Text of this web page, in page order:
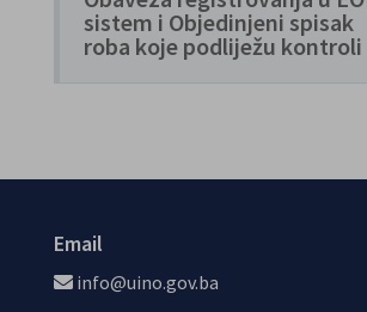
sistem i Objedinjeni spisak
roba koje podliježu kontroli
Email
info@uino.gov.ba